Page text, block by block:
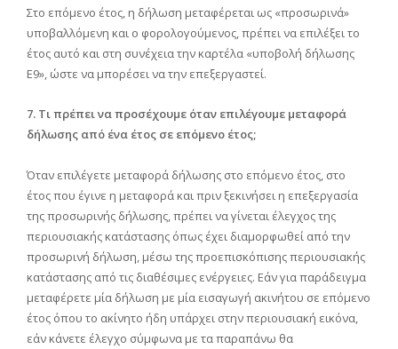
Στο επόμενο έτος, η δήλωση μεταφέρεται ως «προσωρινά»
υποβαλλόμενη και ο φορολογούμενος, πρέπει να επιλέξει το
έτος αυτό και στη συνέχεια την καρτέλα «υποβολή δήλωσης
Ε9», ώστε να μπορέσει να την επεξεργαστεί.
7. Τι πρέπει να προσέχουμε όταν επιλέγουμε μεταφορά
δήλωσης από ένα έτος σε επόμενο έτος;
Όταν επιλέγετε μεταφορά δήλωσης στο επόμενο έτος, στο
έτος που έγινε η μεταφορά και πριν ξεκινήσει η επεξεργασία
της προσωρινής δήλωσης, πρέπει να γίνεται έλεγχος της
περιουσιακής κατάστασης όπως έχει διαμορφωθεί από την
προσωρινή δήλωση, μέσω της προεπισκόπισης περιουσιακής
κατάστασης από τις διαθέσιμες ενέργειες. Εάν για παράδειγμα
μεταφέρετε μία δήλωση με μία εισαγωγή ακινήτου σε επόμενο
έτος όπου το ακίνητο ήδη υπάρχει στην περιουσιακή εικόνα,
εάν κάνετε έλεγχο σύμφωνα με τα παραπάνω θα